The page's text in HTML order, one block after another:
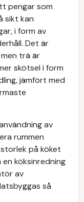
pengar som
sikt kan
i form av
Det är
trä är
skötsel i form
jämfört med
av
rummen
på köket
köksinredning
av
så